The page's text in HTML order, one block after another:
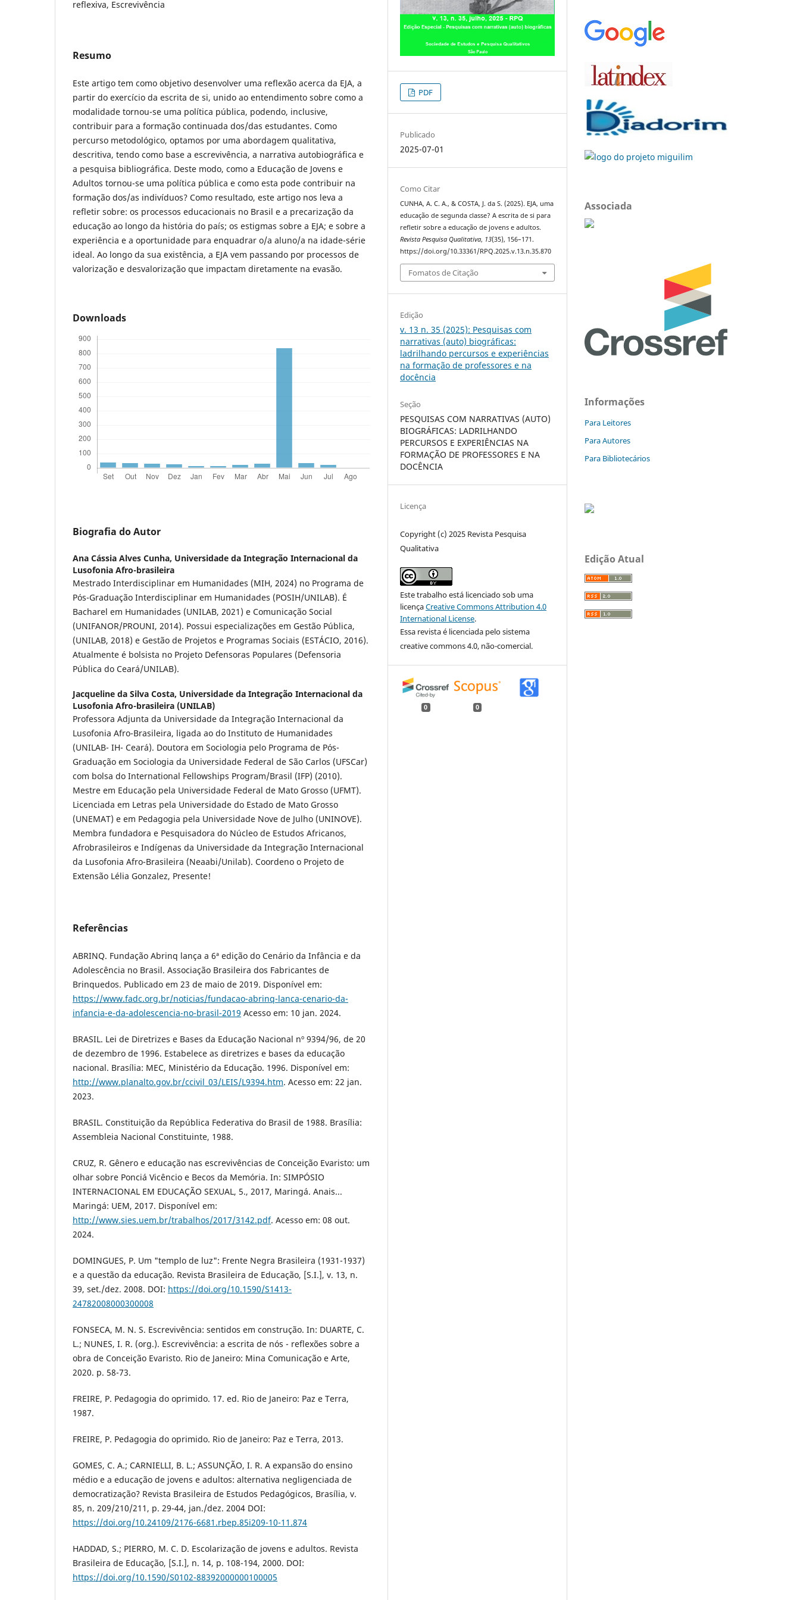
reflexiva, Escrevivência
Resumo
Este artigo tem como objetivo desenvolver uma reflexão acerca da EJA, a
partir do exercício da escrita de si, unido ao entendimento sobre como a
modalidade tornou-se uma política pública, podendo, inclusive,
contribuir para a formação continuada dos/das estudantes. Como
percurso metodológico, optamos por uma abordagem qualitativa,
descritiva, tendo como base a escrevivência, a narrativa autobiográfica e
a pesquisa bibliográfica. Deste modo, como a Educação de Jovens e
Adultos tornou-se uma política pública e como esta pode contribuir na
formação dos/as indivíduos? Como resultado, este artigo nos leva a
refletir sobre: os processos educacionais no Brasil e a precarização da
educação ao longo da história do país; os estigmas sobre a EJA; e sobre a
experiência e a oportunidade para enquadrar o/a aluno/a na idade-série
ideal. Ao longo da sua existência, a EJA vem passando por processos de
valorização e desvalorização que impactam diretamente na evasão.
Downloads
Biografia do Autor
Ana Cássia Alves Cunha, Universidade da Integração Internacional da
Lusofonia Afro-brasileira
Mestrado Interdisciplinar em Humanidades (MIH, 2024) no Programa de
Pós-Graduação Interdisciplinar em Humanidades (POSIH/UNILAB). É
Bacharel em Humanidades (UNILAB, 2021) e Comunicação Social
(UNIFANOR/PROUNI, 2014). Possui especializações em Gestão Pública,
(UNILAB, 2018) e Gestão de Projetos e Programas Sociais (ESTÁCIO, 2016).
Atualmente é bolsista no Projeto Defensoras Populares (Defensoria
Pública do Ceará/UNILAB).
Jacqueline da Silva Costa, Universidade da Integração Internacional da
Lusofonia Afro-brasileira (UNILAB)
Professora Adjunta da Universidade da Integração Internacional da
Lusofonia Afro-Brasileira, ligada ao do Instituto de Humanidades
(UNILAB- IH- Ceará). Doutora em Sociologia pelo Programa de Pós-
Graduação em Sociologia da Universidade Federal de São Carlos (UFSCar)
com bolsa do International Fellowships Program/Brasil (IFP) (2010).
Mestre em Educação pela Universidade Federal de Mato Grosso (UFMT).
Licenciada em Letras pela Universidade do Estado de Mato Grosso
(UNEMAT) e em Pedagogia pela Universidade Nove de Julho (UNINOVE).
Membra fundadora e Pesquisadora do Núcleo de Estudos Africanos,
Afrobrasileiros e Indígenas da Universidade da Integração Internacional
da Lusofonia Afro-Brasileira (Neaabi/Unilab). Coordeno o Projeto de
Extensão Lélia Gonzalez, Presente!
Referências
ABRINQ. Fundação Abrinq lança a 6ª edição do Cenário da Infância e da
Adolescência no Brasil. Associação Brasileira dos Fabricantes de
Brinquedos. Publicado em 23 de maio de 2019. Disponível em:
https://www.fadc.org.br/noticias/fundacao-abrinq-lanca-cenario-da-
infancia-e-da-adolescencia-no-brasil-2019 Acesso em: 10 jan. 2024.
BRASIL. Lei de Diretrizes e Bases da Educação Nacional nº 9394/96, de 20
de dezembro de 1996. Estabelece as diretrizes e bases da educação
nacional. Brasília: MEC, Ministério da Educação. 1996. Disponível em:
http://www.planalto.gov.br/ccivil_03/LEIS/L9394.htm. Acesso em: 22 jan.
2023.
BRASIL. Constituição da República Federativa do Brasil de 1988. Brasília:
Assembleia Nacional Constituinte, 1988.
CRUZ, R. Gênero e educação nas escrevivências de Conceição Evaristo: um
olhar sobre Ponciá Vicêncio e Becos da Memória. In: SIMPÓSIO
INTERNACIONAL EM EDUCAÇÃO SEXUAL, 5., 2017, Maringá. Anais...
Maringá: UEM, 2017. Disponível em:
http://www.sies.uem.br/trabalhos/2017/3142.pdf. Acesso em: 08 out.
2024.
DOMINGUES, P. Um "templo de luz": Frente Negra Brasileira (1931-1937)
e a questão da educação. Revista Brasileira de Educação, [S.I.], v. 13, n.
39, set./dez. 2008. DOI: https://doi.org/10.1590/S1413-
24782008000300008
FONSECA, M. N. S. Escrevivência: sentidos em construção. In: DUARTE, C.
L.; NUNES, I. R. (org.). Escrevivência: a escrita de nós - reflexões sobre a
obra de Conceição Evaristo. Rio de Janeiro: Mina Comunicação e Arte,
2020. p. 58-73.
FREIRE, P. Pedagogia do oprimido. 17. ed. Rio de Janeiro: Paz e Terra,
1987.
FREIRE, P. Pedagogia do oprimido. Rio de Janeiro: Paz e Terra, 2013.
GOMES, C. A.; CARNIELLI, B. L.; ASSUNÇÃO, I. R. A expansão do ensino
médio e a educação de jovens e adultos: alternativa negligenciada de
democratização? Revista Brasileira de Estudos Pedagógicos, Brasília, v.
85, n. 209/210/211, p. 29-44, jan./dez. 2004 DOI:
https://doi.org/10.24109/2176-6681.rbep.85i209-10-11.874
HADDAD, S.; PIERRO, M. C. D. Escolarização de jovens e adultos. Revista
Brasileira de Educação, [S.I.], n. 14, p. 108-194, 2000. DOI:
https://doi.org/10.1590/S0102-88392000000100005
PDF
Publicado
2025-07-01
Como Citar
CUNHA, A. C. A., & COSTA, J. da S. (2025). EJA, uma
educação de segunda classe? A escrita de si para
refletir sobre a educação de jovens e adultos.
Revista Pesquisa Qualitativa, 13(35), 156–171.
https://doi.org/10.33361/RPQ.2025.v.13.n.35.870
Fomatos de Citação
Edição
v. 13 n. 35 (2025): Pesquisas com
narrativas (auto) biográficas:
ladrilhando percursos e experiências
na formação de professores e na
docência
Seção
PESQUISAS COM NARRATIVAS (AUTO)
BIOGRÁFICAS: LADRILHANDO
PERCURSOS E EXPERIÊNCIAS NA
FORMAÇÃO DE PROFESSORES E NA
DOCÊNCIA
Licença
Copyright (c) 2025 Revista Pesquisa
Qualitativa
Este trabalho está licenciado sob uma
licençaCreative Commons Attribution 4.0
International License.
Essa revista é licenciada pelo sistema
creative commons 4.0, não-comercial.
0 0
Associada
Informações
Para Leitores
Para Autores
Para Bibliotecários
Edição Atual